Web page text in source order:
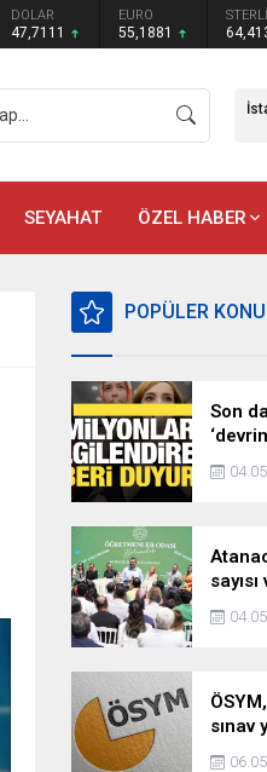
DOLAR
47,7111
EURO
55,1881
SEYAHAT ÖZEL HABER
POPÜLER
Son
deyip
sınav